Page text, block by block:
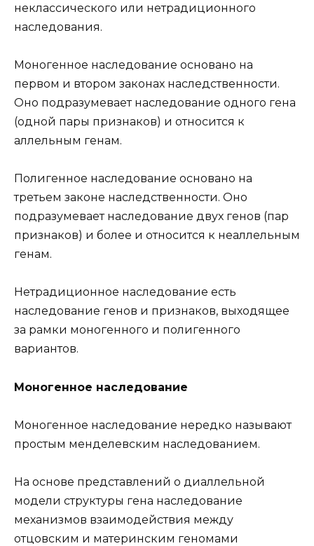
неклассического или нетрадиционного
наследования.
Моногенное наследование основано на
первом и втором законах наследственности.
Оно подразумевает наследование одного гена
(одной пары признаков) и относится к
аллельным генам.
Полигенное наследование основано на
третьем законе наследственности. Оно
подразумевает наследование двух генов (пар
признаков) и более и относится к неаллельным
генам.
Нетрадиционное наследование есть
наследование генов и признаков, выходящее
за рамки моногенного и полигенного
вариантов.
Моногенное наследование
Моногенное наследование нередко называют
простым менделевским наследованием.
На основе представлений о диаллельной
модели структуры гена наследование
механизмов взаимодействия между
отцовским и материнским геномами